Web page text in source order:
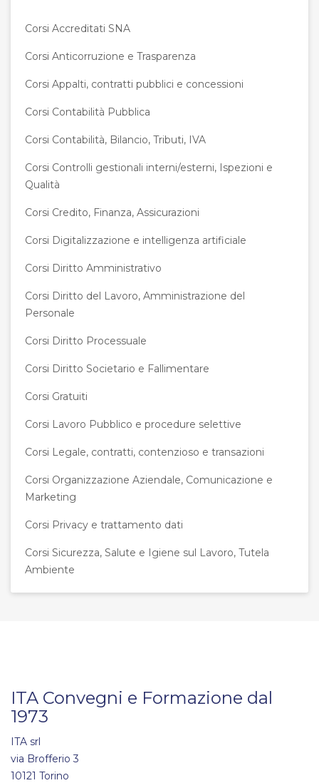
Corsi Accreditati SNA
Corsi Anticorruzione e Trasparenza
Corsi Appalti, contratti pubblici e concessioni
Corsi Contabilità Pubblica
Corsi Contabilità, Bilancio, Tributi, IVA
Corsi Controlli gestionali interni/esterni, Ispezioni e
Qualità
Corsi Credito, Finanza, Assicurazioni
Corsi Digitalizzazione e intelligenza artificiale
Corsi Diritto Amministrativo
Corsi Diritto del Lavoro, Amministrazione del
Personale
Corsi Diritto Processuale
Corsi Diritto Societario e Fallimentare
Corsi Gratuiti
Corsi Lavoro Pubblico e procedure selettive
Corsi Legale, contratti, contenzioso e transazioni
Corsi Organizzazione Aziendale, Comunicazione e
Marketing
Corsi Privacy e trattamento dati
Corsi Sicurezza, Salute e Igiene sul Lavoro, Tutela
Ambiente
ITA Convegni e Formazione dal
1973
ITA srl
via Brofferio 3
10121 Torino